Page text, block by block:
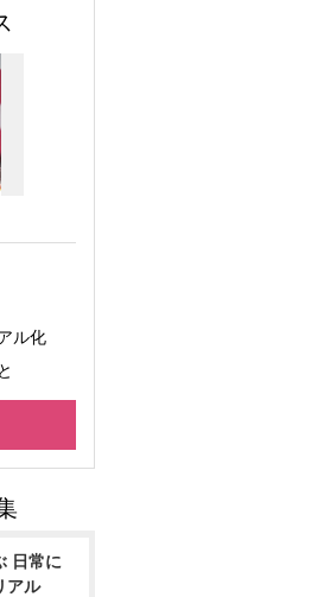
ル化
日常に
アル